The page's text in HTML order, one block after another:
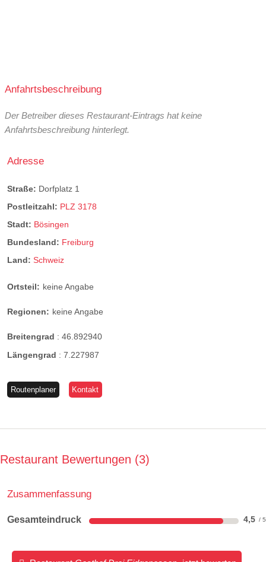
Anfahrtsbeschreibung
Der Betreiber dieses Restaurant-Eintrags hat keine
Anfahrtsbeschreibung hinterlegt.
Adresse
Straße: Dorfplatz 1
Postleitzahl: PLZ 3178
Stadt: Bösingen
Bundesland: Freiburg
Land: Schweiz
Ortsteil: keine Angabe
Regionen: keine Angabe
Breitengrad : 46.892940
Längengrad : 7.227987
Routenplaner Kontakt
Restaurant Bewertungen 3
Zusammenfassung
Gesamteindruck 4,5